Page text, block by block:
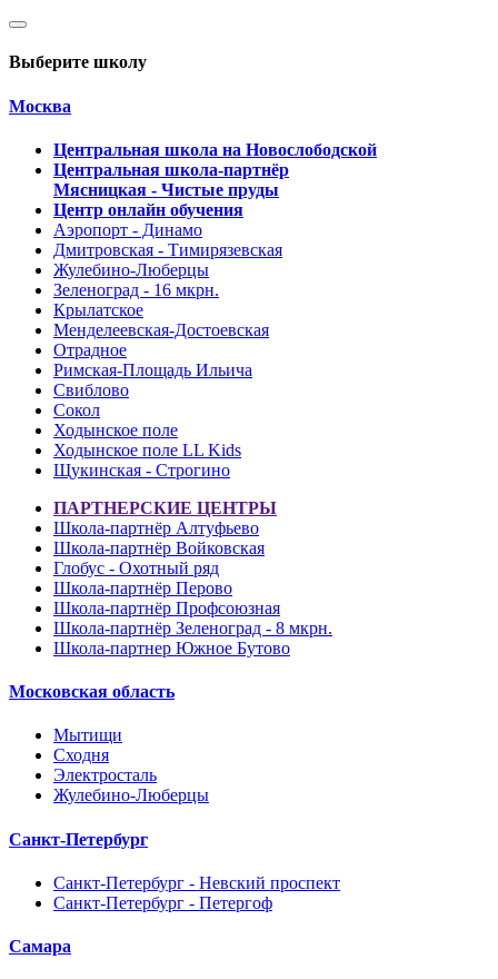
Выберите школу
Москва
Центральная школа на Новослободской
Центральная школа-партнёр
Мясницкая - Чистые пруды
Центр онлайн обучения
Аэропорт - Динамо
Дмитровская - Тимирязевская
Жулебино-Люберцы
Зеленоград - 16 мкрн.
Крылатское
Менделеевская-Достоевская
Отрадное
Римская-Площадь Ильича
Свиблово
Сокол
Ходынское поле
Ходынское поле LL Kids
Щукинская - Строгино
ПАРТНЕРСКИЕ ЦЕНТРЫ
Школа-партнёр Алтуфьево
Школа-партнёр Войковская
Глобус - Охотный ряд
Школа-партнёр Перово
Школа-партнёр Профсоюзная
Школа-партнёр Зеленоград - 8 мкрн.
Школа-партнер Южное Бутово
Московская область
Мытищи
Сходня
Электросталь
Жулебино-Люберцы
Санкт-Петербург
Санкт-Петербург - Невский проспект
Санкт-Петербург - Петергоф
Самара